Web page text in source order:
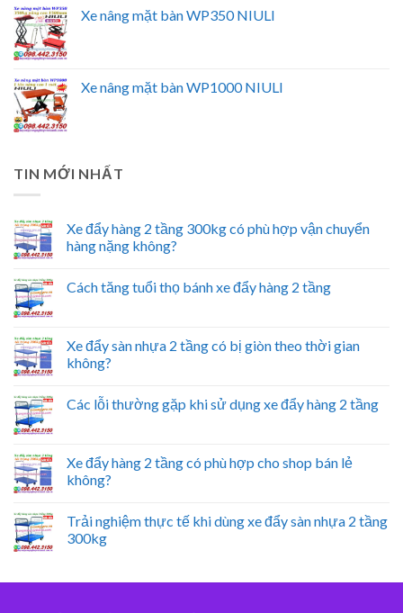
Xe nâng mặt bàn WP350 NIULI
Xe nâng mặt bàn WP1000 NIULI
TIN MỚI NHẤT
Xe đẩy hàng 2 tầng 300kg có phù hợp vận chuyển
hàng nặng không?
Cách tăng tuổi thọ bánh xe đẩy hàng 2 tầng
Xe đẩy sàn nhựa 2 tầng có bị giòn theo thời gian
không?
Các lỗi thường gặp khi sử dụng xe đẩy hàng 2 tầng
Xe đẩy hàng 2 tầng có phù hợp cho shop bán lẻ
không?
Trải nghiệm thực tế khi dùng xe đẩy sàn nhựa 2 tầng
300kg